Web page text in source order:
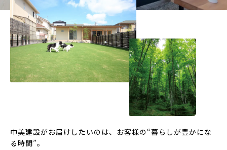
中美建設がお届けしたいのは、お客様の“暮らしが豊かにな
る時間”。